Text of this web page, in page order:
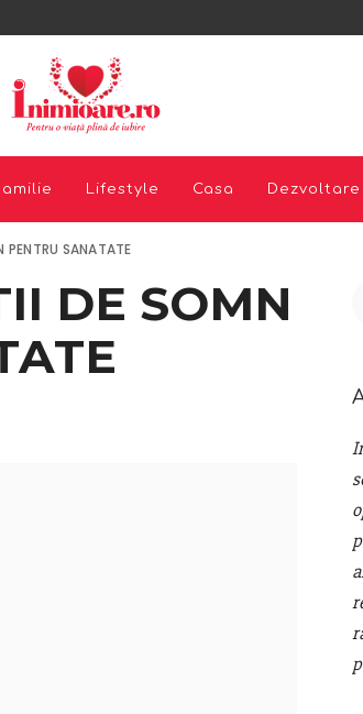
Lifestyle Casa Dezvoltare
PENTRU SANATATE
DE SOMN